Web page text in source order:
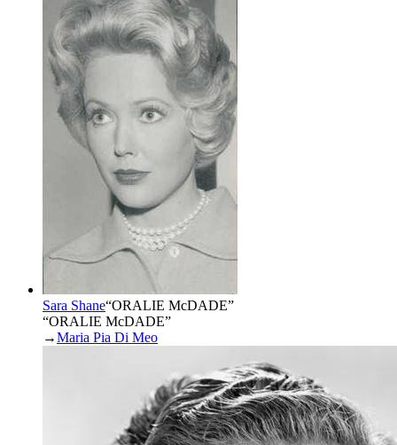
Sara Shane“ORALIE McDADE”
“ORALIE McDADE”
→Maria Pia Di Meo